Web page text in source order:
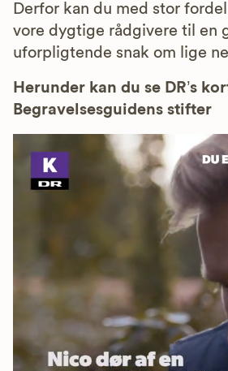
Derfor kan du med stor
vore dygtige rådgivere til en
uforpligtende snak om lige
Herunder kan du se DR’s
Begravelsesguidens stifter